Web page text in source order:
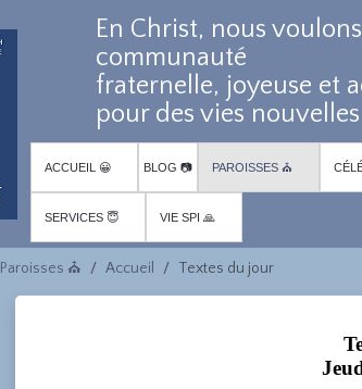
En Christ, nous
communauté
fraternelle, joyeuse et
pour des vies nouvelles
ACCUEIL 😀 BLOG 📷 PAROISSES ⛪
SERVICES 😇 VIE SPI 🙏
Paroisses ⛪ Accueil
Textes du jour